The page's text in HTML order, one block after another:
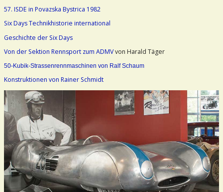
57. ISDE in Povazska Bystrica 1982
Six Days Technikhistorie international
Geschichte der Six Days
Von der Sektion Rennsport zum ADMVvon Harald Täger
50-Kubik-Strassenrennmaschinen von Ralf Schaum
Konstruktionen von Rainer Schmidt